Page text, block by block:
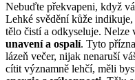
Nebuďte překvapeni, když
Lehké svědění kůže indikuje,
tělo čistí a odkyseluje. Nelze
unavení a ospalí. Tyto
lázeň večer, nijak nenaruší
cítit významně lehčí, měli